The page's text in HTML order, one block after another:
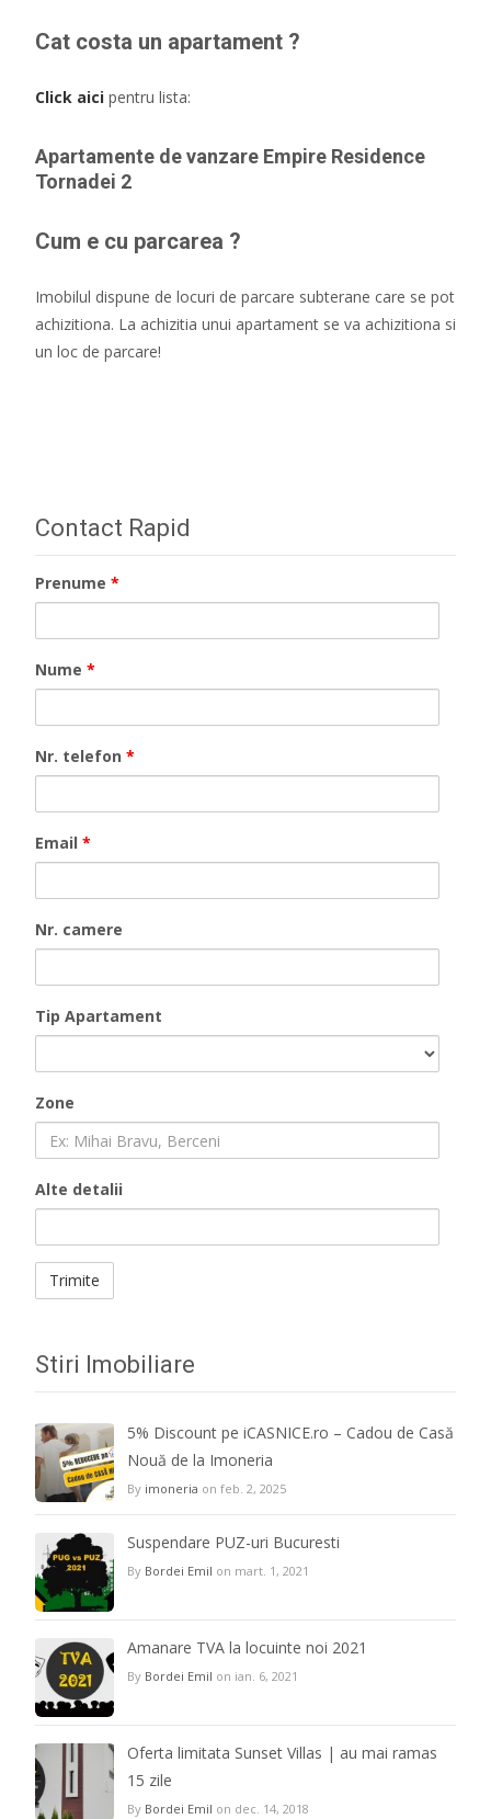
Cat costa un apartament ?
Click aici pentru lista:
Apartamente de vanzare Empire Residence
Tornadei 2
Cum e cu parcarea ?
Imobilul dispune de locuri de parcare subterane care se pot
achizitiona. La achizitia unui apartament se va achizitiona si
un loc de parcare!
Contact Rapid
Prenume *
Nume *
Nr. telefon *
Email *
Nr. camere
Tip Apartament
Zone
Alte detalii
Stiri Imobiliare
5% Discount pe iCASNICE.ro – Cadou de Casă
Nouă de la Imoneria
By imoneria on feb. 2, 2025
Suspendare PUZ-uri Bucuresti
By Bordei Emil on mart. 1, 2021
Amanare TVA la locuinte noi 2021
By Bordei Emil on ian. 6, 2021
Oferta limitata Sunset Villas | au mai ramas
15 zile
By Bordei Emil on dec. 14, 2018